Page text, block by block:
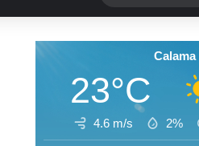
Calama
23°C
4.6 m/s 2%